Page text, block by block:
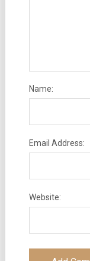
Name:
Email Address:
Website: